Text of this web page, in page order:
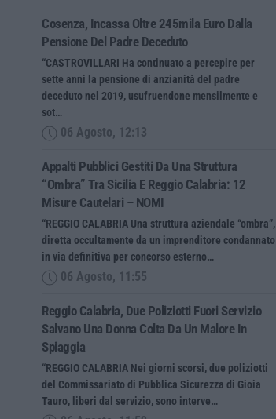
Cosenza, Incassa Oltre 245mila Euro Dalla
Pensione Del Padre Deceduto
“CASTROVILLARI Ha continuato a percepire per
sette anni la pensione di anzianità del padre
deceduto nel 2019, usufruendone mensilmente e
sot…
06 Agosto, 12:13
Appalti Pubblici Gestiti Da Una Struttura
“ombra” Tra Sicilia E Reggio Calabria: 12
Misure Cautelari – NOMI
“REGGIO CALABRIA Una struttura aziendale “ombra”,
diretta occultamente da un imprenditore condannato
in via definitiva per concorso esterno…
06 Agosto, 11:55
Reggio Calabria, Due Poliziotti Fuori Servizio
Salvano Una Donna Colta Da Un Malore In
Spiaggia
“REGGIO CALABRIA Nei giorni scorsi, due poliziotti
del Commissariato di Pubblica Sicurezza di Gioia
Tauro, liberi dal servizio, sono interve…